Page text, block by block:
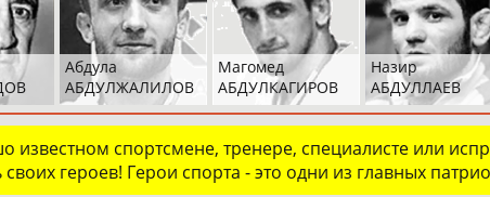
Абдула
АБДУЛЖАЛИЛОВ
Магомед
АБДУЛКАГИРОВ
Назир
АБДУЛЛАЕВ
спортсмене, тренере, специалисте или
героев! Герои спорта - это одни из главных